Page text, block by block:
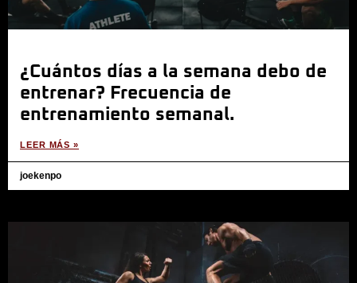
¿Cuántos días a la semana debo de
entrenar? Frecuencia de
entrenamiento semanal.
LEER MÁS »
joekenpo